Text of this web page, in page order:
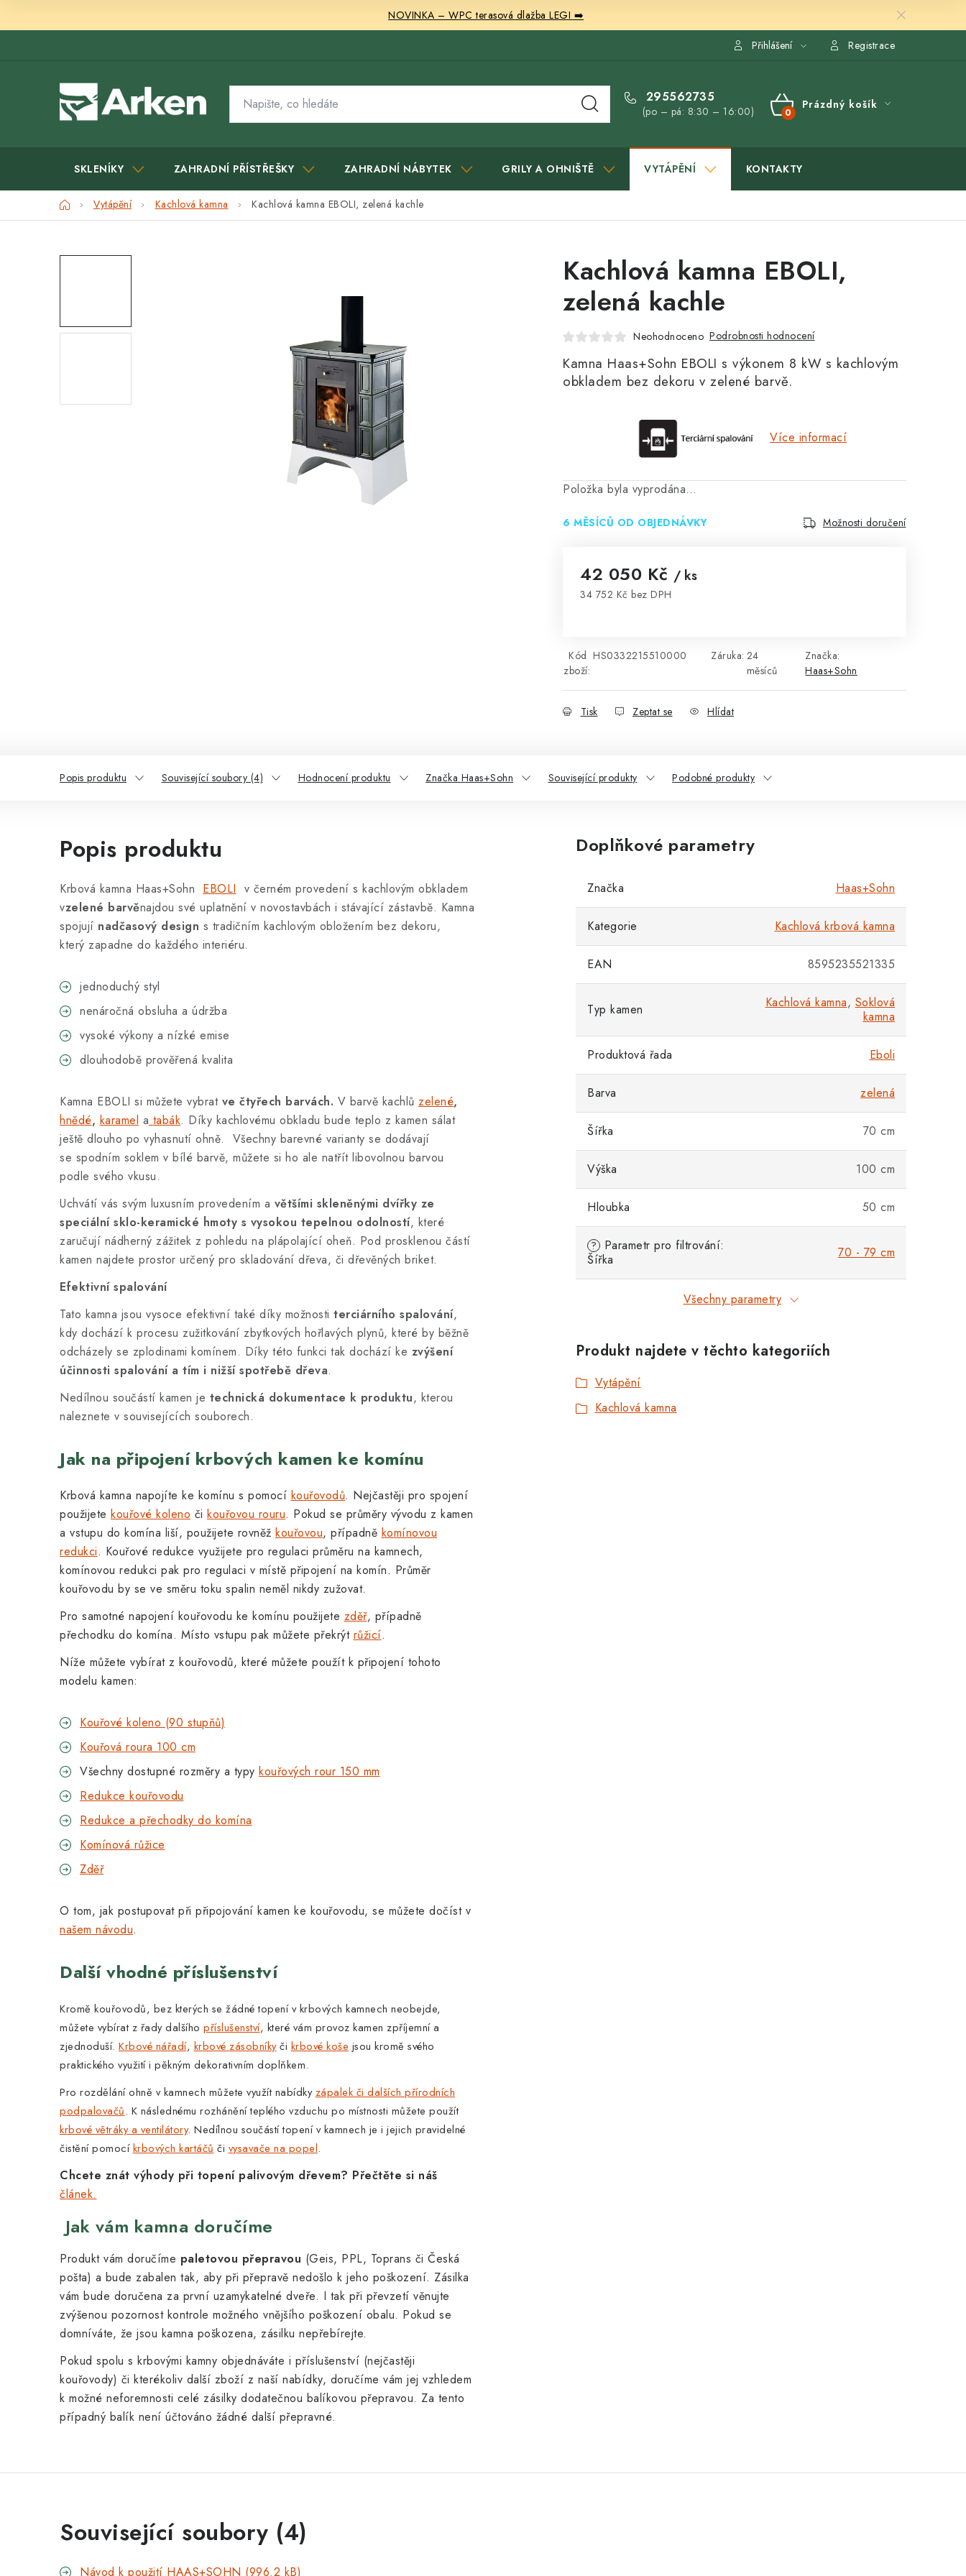
NOVINKA – WPC terasová dlažba LEGI ➡️
Přihlášení Registrace
295562735
(po – pá: 8:30 – 16:00)
NÁKUPNÍ
Prázdný košík
SKLENÍKY ZAHRADNÍ PŘÍSTŘEŠKY ZAHRADNÍ NÁBYTEK GRILY A OHNIŠTĚ VYTÁPĚNÍ KONTAKTY
DomůVytápění Kachlová kamna Kachlová kamna EBOLI, zelená kachle
Kachlová kamna EBOLI,
zelená kachle
Neohodnoceno Podrobnosti hodnocení
Kamna Haas+Sohn EBOLI s výkonem 8 kW s kachlovým
obkladem bez dekoru v zelené barvě.
Více informací
Položka byla vyprodána…
6 MĚSÍCŮ OD OBJEDNÁVKY Možnosti doručení
42 050 Kč / ks
34 752 Kč bez DPH
Kód
zboží:
HS0332215510000 Záruka: 24
měsíců
Značka:
Haas+Sohn
Tisk Zeptat se Hlídat
Popis produktu Související soubory (4) Hodnocení produktu Značka Haas+Sohn Související produkty Podobné produkty
Popis produktu
Krbová kamna Haas+Sohn EBOLI v černém provedení s kachlovým obkladem
vzelené barvěnajdou své uplatnění v novostavbách i stávající zástavbě. Kamna
spojují nadčasový design s tradičním kachlovým obložením bez dekoru,
který zapadne do každého interiéru.
jednoduchý styl
nenáročná obsluha a údržba
vysoké výkony a nízké emise
dlouhodobě prověřená kvalita
Kamna EBOLI si můžete vybrat ve čtyřech barvách. V barvě kachlů zelené,
hnědé, karamel a tabák. Díky kachlovému obkladu bude teplo z kamen sálat
ještě dlouho po vyhasnutí ohně.
Všechny barevné varianty se dodávají
se spodním soklem v bílé barvě, můžete si ho ale natřít libovolnou barvou
podle svého vkusu.
Uchvátí vás svým luxusním provedením a většími skleněnými dvířky ze
speciální sklo-keramické hmoty s vysokou tepelnou odolností, které
zaručují nádherný zážitek z pohledu na plápolající oheň. Pod prosklenou částí
kamen najdete prostor určený pro skladování dřeva, či dřevěných briket.
Efektivní spalování
Tato kamna jsou vysoce efektivní také díky možnosti terciárního spalování,
kdy dochází k procesu zužitkování zbytkových hořlavých plynů, které by běžně
odcházely se zplodinami komínem. Díky této funkci tak dochází ke zvýšení
účinnosti spalování a tím i nižší spotřebě dřeva.
Nedílnou součástí kamen je technická dokumentace k produktu, kterou
naleznete v souvisejících souborech.
Jak na připojení krbových kamen ke komínu
Krbová kamna napojíte ke komínu s pomocí kouřovodů. Nejčastěji pro spojení
použijete kouřové koleno či kouřovou rouru. Pokud se průměry vývodu z kamen
a vstupu do komína liší, použijete rovněž kouřovou, případně komínovou
redukci. Kouřové redukce využijete pro regulaci průměru na kamnech,
komínovou redukci pak pro regulaci v místě připojení na komín. Průměr
kouřovodu by se ve směru toku spalin neměl nikdy zužovat.
Pro samotné napojení kouřovodu ke komínu použijete zděř, případně
přechodku do komína. Místo vstupu pak můžete překrýt růžicí.
Níže můžete vybírat z kouřovodů, které můžete použít k připojení tohoto
modelu kamen:
Kouřové koleno (90 stupňů)
Kouřová roura 100 cm
Všechny dostupné rozměry a typy kouřových rour 150 mm
Redukce kouřovodu
Redukce a přechodky do komína
Komínová růžice
Zděř
O tom, jak postupovat při připojování kamen ke kouřovodu, se můžete dočíst v
našem návodu.
Další vhodné příslušenství
Kromě kouřovodů, bez kterých se žádné topení v krbových kamnech neobejde,
můžete vybírat z řady dalšího příslušenství, které vám provoz kamen zpříjemní a
zjednoduší. Krbové nářadí, krbové zásobníkyči krbové koše jsou kromě svého
praktického využití i pěkným dekorativním doplňkem.
Pro rozdělání ohně v kamnech můžete využít nabídkyzápalek či dalších přírodních
podpalovačů. K následnému rozhánění teplého vzduchu po místnosti můžete použít
krbové větráky a ventilátory. Nedílnou součástí topení v kamnech je i jejich pravidelné
čistění pomocíkrbových kartáčů či vysavače na popel.
Chcete znát výhody při topení palivovým dřevem? Přečtěte si náš
článek.
Jak vám kamna doručíme
Produkt vám doručíme paletovou přepravou (Geis, PPL, Toprans či Česká
pošta) a bude zabalen tak, aby při přepravě nedošlo k jeho poškození. Zásilka
vám bude doručena za první uzamykatelné dveře. I tak při převzetí věnujte
zvýšenou pozornost kontrole možného vnějšího poškození obalu. Pokud se
domníváte, že jsou kamna poškozena, zásilku nepřebírejte.
Pokud spolu s krbovými kamny objednáváte i příslušenství (nejčastěji
kouřovody) či kterékoliv další zboží z naší nabídky, doručíme vám jej vzhledem
k možné neforemnosti celé zásilky dodatečnou balíkovou přepravou. Za tento
případný balík není účtováno žádné další přepravné.
Doplňkové parametry
Značka Haas+Sohn
Kategorie Kachlová krbová kamna
EAN 8595235521335
Typ kamen Kachlová kamna, Soklová
kamna
Produktová řada Eboli
Barva zelená
Šířka 70 cm
Výška 100 cm
Hloubka 50 cm
? Parametr pro filtrování:
Šířka
70 - 79 cm
Všechny parametry
Produkt najdete v těchto kategoriích
Vytápění
Kachlová kamna
Související soubory (4)
Návod k použití HAAS+SOHN (996.2 kB)